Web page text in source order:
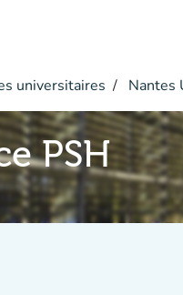
universitaires Nantes
PSH